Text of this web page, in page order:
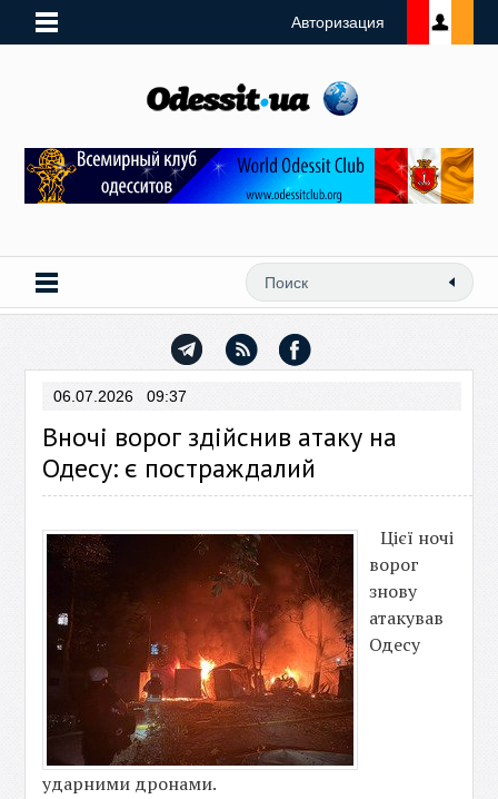
Авторизация
06.07.2026 09:37
Вночі ворог здійснив атаку на
Одесу: є постраждалий
Цієї ночі
ворог
знову
атакував
Одесу
ударними дронами.